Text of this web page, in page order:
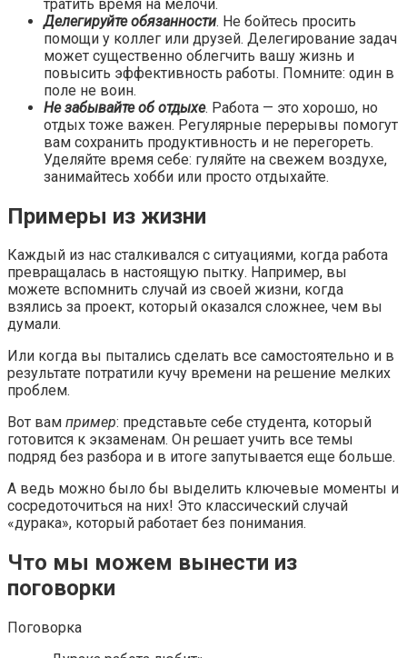
тратить время на мелочи.
Делегируйте обязанности. Не бойтесь просить
помощи у коллег или друзей. Делегирование задач
может существенно облегчить вашу жизнь и
повысить эффективность работы. Помните: один в
поле не воин.
Не забывайте об отдыхе. Работа — это хорошо, но
отдых тоже важен. Регулярные перерывы помогут
вам сохранить продуктивность и не перегореть.
Уделяйте время себе: гуляйте на свежем воздухе,
занимайтесь хобби или просто отдыхайте.
Примеры из жизни
Каждый из нас сталкивался с ситуациями, когда работа
превращалась в настоящую пытку. Например, вы
можете вспомнить случай из своей жизни, когда
взялись за проект, который оказался сложнее, чем вы
думали.
Или когда вы пытались сделать все самостоятельно и в
результате потратили кучу времени на решение мелких
проблем.
Вот вам пример: представьте себе студента, который
готовится к экзаменам. Он решает учить все темы
подряд без разбора и в итоге запутывается еще больше.
А ведь можно было бы выделить ключевые моменты и
сосредоточиться на них! Это классический случай
«дурака», который работает без понимания.
Что мы можем вынести из
поговорки
Поговорка